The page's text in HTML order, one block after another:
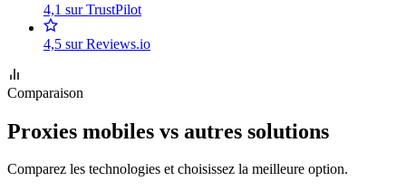
4,1 sur TrustPilot
4,5 sur Reviews.io
Comparaison
Proxies mobiles vs autres solutions
Comparez les technologies et choisissez la meilleure option.